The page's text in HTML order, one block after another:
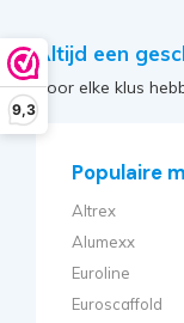
9,3
Altijd een
Voor elke klus
Populaire
Altrex
Alumexx
Euroline
Euroscaffold